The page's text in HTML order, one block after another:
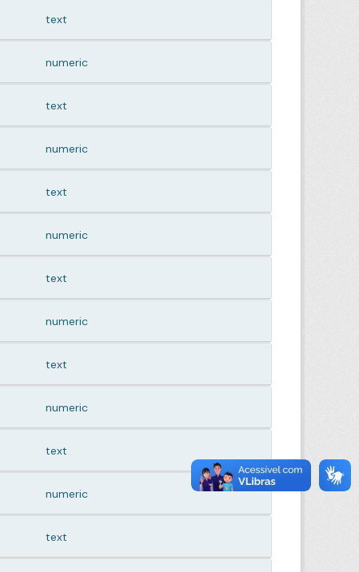
text
numeric
text
numeric
text
numeric
text
numeric
text
numeric
text
numeric
text